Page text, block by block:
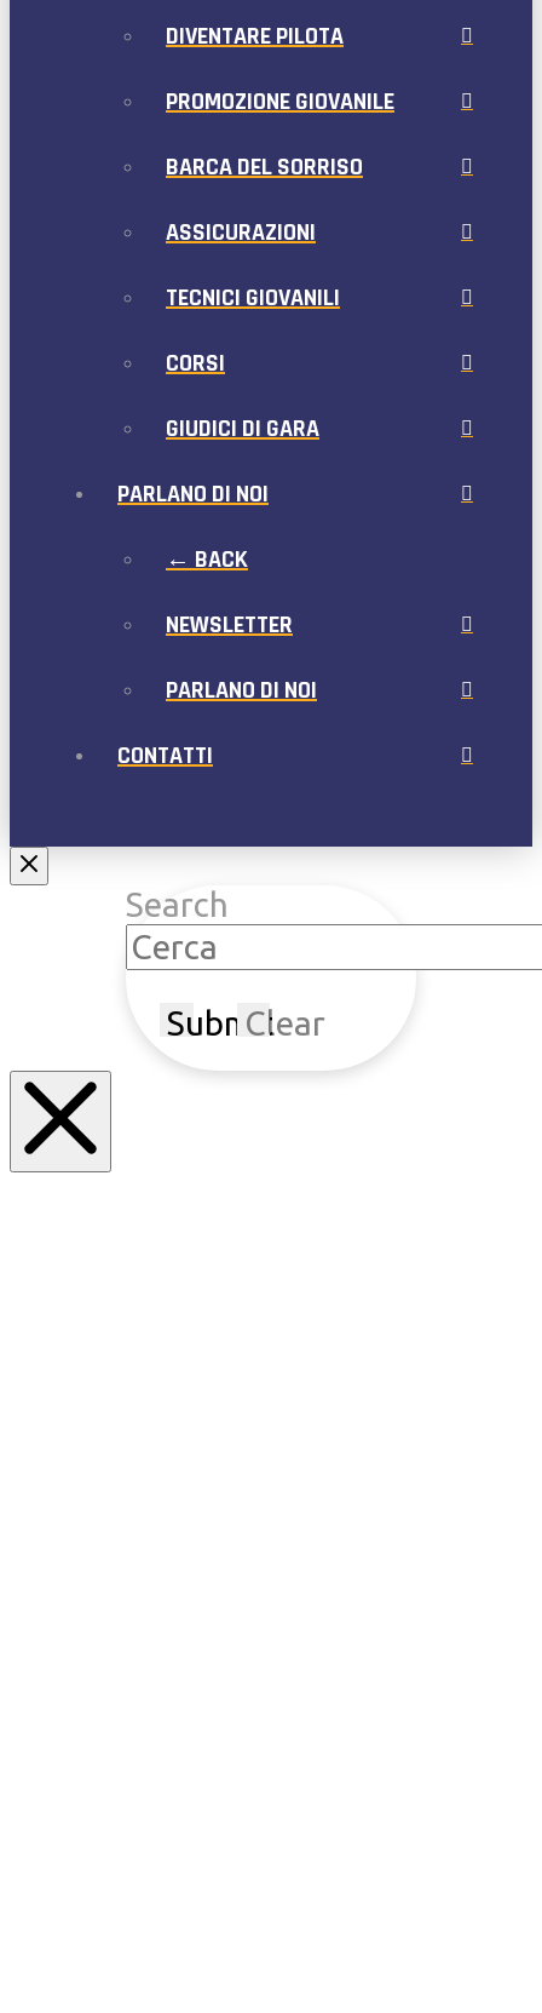
DIVENTARE PILOTA
PROMOZIONE GIOVANILE
BARCA DEL SORRISO
ASSICURAZIONI
TECNICI GIOVANILI
CORSI
GIUDICI DI GARA
PARLANO DI NOI
← BACK
NEWSLETTER
PARLANO DI NOI
CONTATTI
Search
SubmitClear